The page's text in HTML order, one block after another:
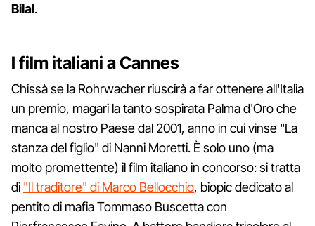
Bilal.
I film italiani a Cannes
Chissà se la Rohrwacher riuscirà a far ottenere all'Italia
un premio, magari la tanto sospirata Palma d'Oro che
manca al nostro Paese dal 2001, anno in cui vinse "La
stanza del figlio" di Nanni Moretti. È solo uno (ma
molto promettente) il film italiano in concorso: si tratta
di "Il traditore" di Marco Bellocchio, biopic dedicato al
pentito di mafia Tommaso Buscetta con